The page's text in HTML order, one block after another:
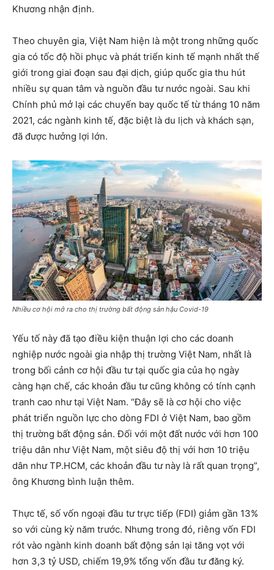
Khương nhận định.
Theo chuyên gia, Việt Nam hiện là một trong những quốc
gia có tốc độ hồi phục và phát triển kinh tế mạnh nhất thế
giới trong giai đoạn sau đại dịch, giúp quốc gia thu hút
nhiều sự quan tâm và nguồn đầu tư nước ngoài. Sau khi
Chính phủ mở lại các chuyến bay quốc tế từ tháng 10 năm
2021, các ngành kinh tế, đặc biệt là du lịch và khách sạn,
đã được hưởng lợi lớn.
Nhiều cơ hội mở ra cho thị trường bất động sản hậu Covid-19
Yếu tố này đã tạo điều kiện thuận lợi cho các doanh
nghiệp nước ngoài gia nhập thị trường Việt Nam, nhất là
trong bối cảnh cơ hội đầu tư tại quốc gia của họ ngày
càng hạn chế, các khoản đầu tư cũng không có tính cạnh
tranh cao như tại Việt Nam. “Đây sẽ là cơ hội cho việc
phát triển nguồn lực cho dòng FDI ở Việt Nam, bao gồm
thị trường bất động sản. Đối với một đất nước với hơn 100
triệu dân như Việt Nam, một siêu độ thị với hơn 10 triệu
dân như TP.HCM, các khoản đầu tư này là rất quan trọng”,
ông Khương bình luận thêm.
Thực tế, số vốn ngoại đầu tư trực tiếp (FDI) giảm gần 13%
so với cùng kỳ năm trước. Nhưng trong đó, riêng vốn FDI
rót vào ngành kinh doanh bất động sản lại tăng vọt với
hơn 3,3 tỷ USD, chiếm 19,9% tổng vốn đầu tư đăng ký.